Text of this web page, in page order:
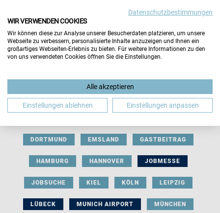
BERUFLICHE ORIENTIERUNG BEWERBUNG
DORTMUND EMSLAND GASTBEITRAG
HAMBURG HANNOVER JOBMESSE
JOBSUCHE KIEL KÖLN LEIPZIG
LÜBECK MUNICH AIRPORT MÜNCHEN
Datenschutzbestimmungen
WIR VERWENDEN COOKIES
Wir können diese zur Analyse unserer Besucherdaten platzieren, um unsere
Webseite zu verbessern, personalisierte Inhalte anzuzeigen und Ihnen ein
großartiges Webseiten-Erlebnis zu bieten. Für weitere Informationen zu den
von uns verwendeten Cookies öffnen Sie die Einstellungen.
Alle akzeptieren
Einstellungen ablehnen Einstellungen anpassen